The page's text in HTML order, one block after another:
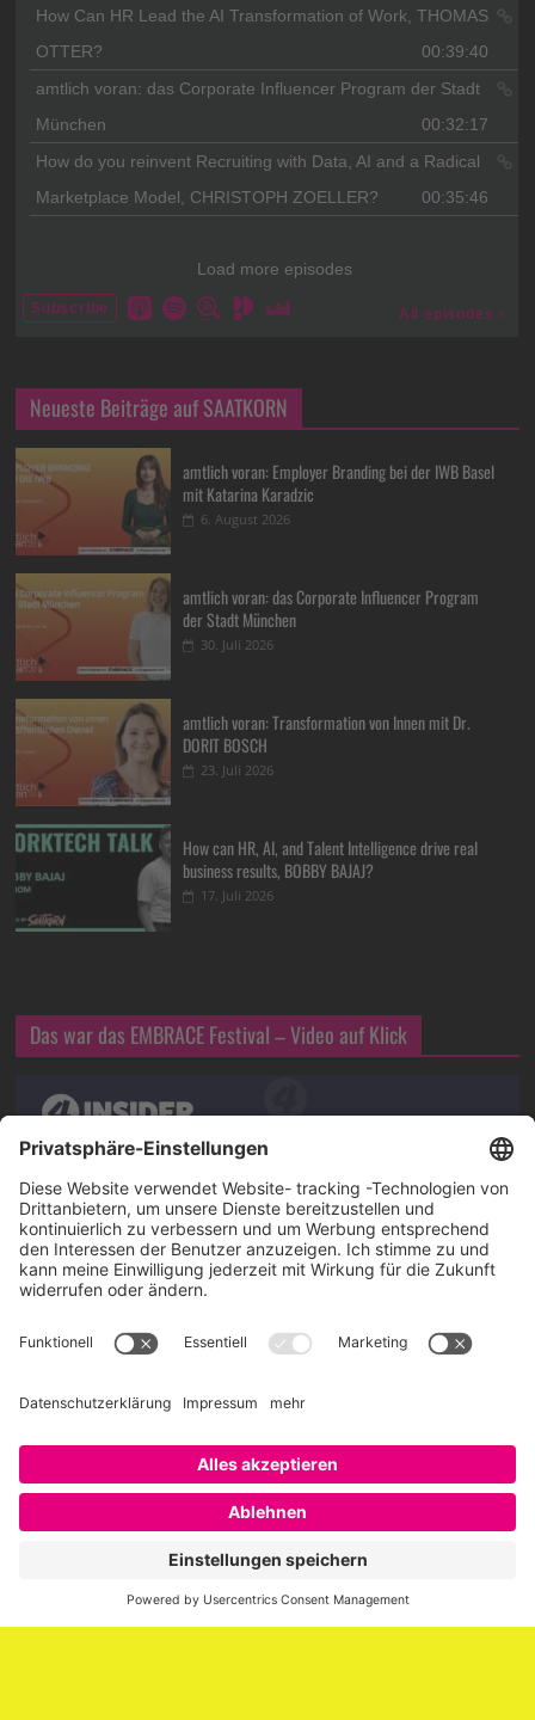
Neueste Beiträge auf SAATKORN
amtlich voran: Employer Branding bei der IWB Basel
mit Katarina Karadzic
6. August 2026
amtlich voran: das Corporate Influencer Program
der Stadt München
30. Juli 2026
amtlich voran: Transformation von Innen mit Dr.
DORIT BOSCH
23. Juli 2026
How can HR, AI, and Talent Intelligence drive real
business results, BOBBY BAJAJ?
17. Juli 2026
Das war das EMBRACE Festival – Video auf Klick
Über SAATKORN
SAATKORN ist der Blog von Gero Hesse. Seit 2009 schreibt
er über die Themen Employer Branding,